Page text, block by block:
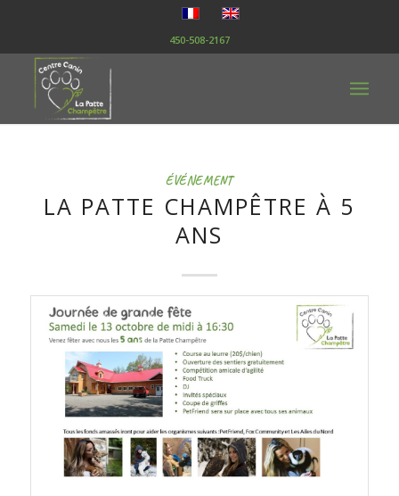
450-508-2167
ÉVÉNEMENT
LA PATTE CHAMPÊTRE À 5
ANS